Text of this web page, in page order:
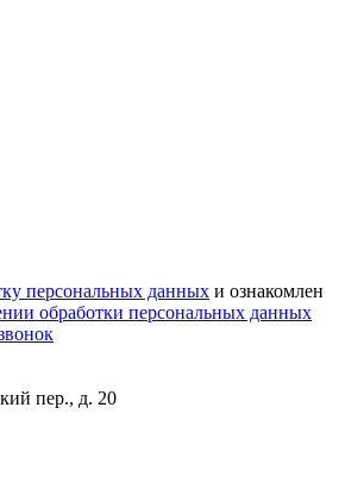
персональных данных и ознакомлен
обработки персональных данных
пер., д. 20